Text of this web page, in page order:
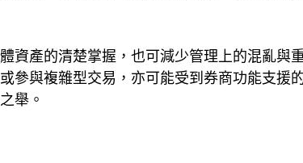
資產的清楚掌握，也可減少管理上的混亂與
參與複雜型交易，亦可能受到券商功能支援
舉。